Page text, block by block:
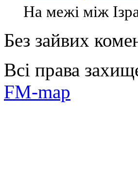
На межі між
Без зайвих
Всі права
FM-map